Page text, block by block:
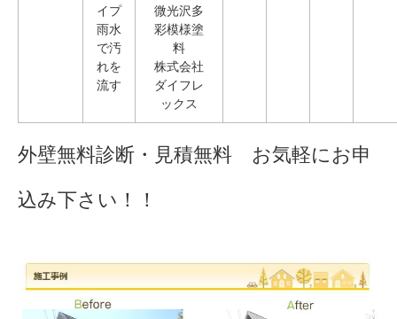
イプ
雨水
で汚
れを
流す
微光沢多
彩模様塗
料
株式会社
ダイフレ
ックス
外壁無料診断・見積無料 お気軽にお申
込み下さい！！